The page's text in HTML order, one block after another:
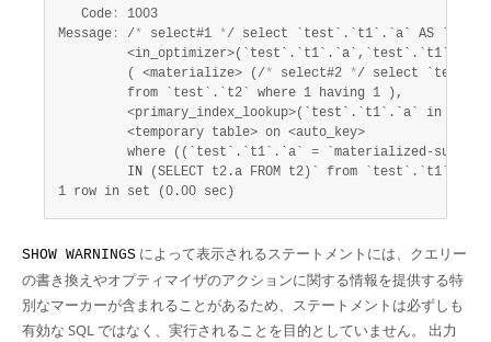
   Code
:
1003
Message : /* select#1 */ select `test`.`t1`.`a` AS `a`,
<in_optimizer>(`test`.`t1`.`a`,`test`.`t1`.`a`
         ( <materialize> (/
* select#2 */ select
         from `test`.`t2` where 1 having 1 ),
         <primary_index_lookup>(`test`.`t1`.`a` in
         <temporary table> on <auto_key>
where ((`test`.`t1`.`a` = `materialized-
1 row in set (0.00 sec)
SHOW WARNINGS によって表示されるステートメントには、クエリー
の書き換えやオプティマイザのアクションに関する情報を提供する特
別なマーカーが含まれることがあるため、ステートメントは必ずしも
有効な SQL ではなく、実行されることを目的としていません。 出力